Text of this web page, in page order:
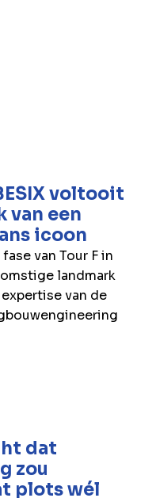
voltooit
van een
icoon
van Tour F in
landmark
van de
dat
zou
plots wél